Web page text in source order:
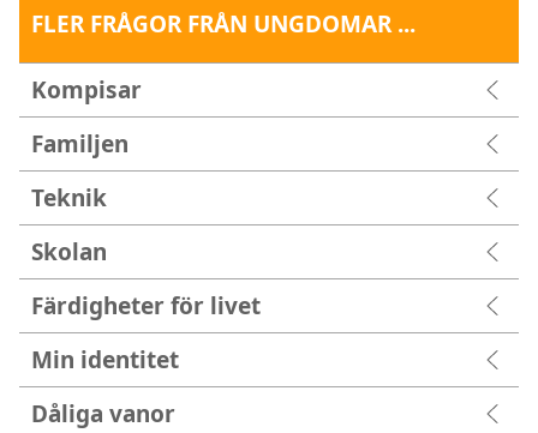
FLER FRÅGOR FRÅN UNGDOMAR ...
Kompisar
Familjen
Teknik
Skolan
Färdigheter för livet
Min identitet
Dåliga vanor